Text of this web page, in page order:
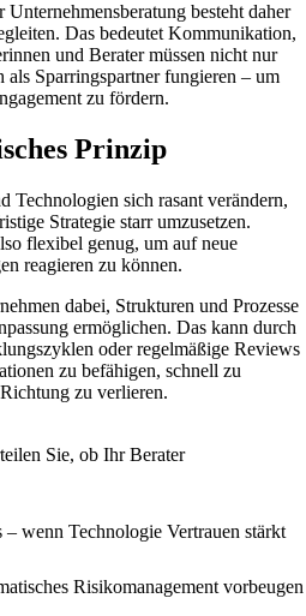
besteht daher
Das bedeutet Kommunikation,
und Berater müssen nicht nur
Sparringspartner fungieren – um
zu fördern.
Prinzip
Technologien sich rasant verändern,
Strategie starr umzusetzen.
flexibel genug, um auf neue
reagieren zu können.
dabei, Strukturen und Prozesse
ermöglichen. Das kann durch
oder regelmäßige Reviews
zu befähigen, schnell zu
zu verlieren.
Sie, ob Ihr Berater
wenn Technologie Vertrauen stärkt
Risikomanagement vorbeugen